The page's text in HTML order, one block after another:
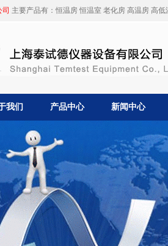
主要产品有：恒温房 恒温室 老化房 高温房 高
我们 产品中心 新闻中心